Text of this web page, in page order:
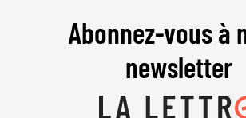
Abonnez-vous à
newsletter